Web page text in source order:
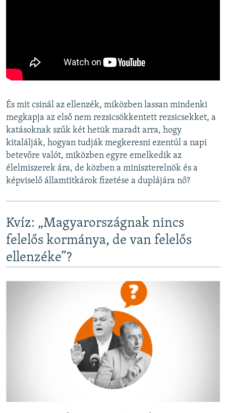
És mit csinál az ellenzék, miközben lassan mindenki
megkapja az első nem rezsicsökkentett rezsicsekket, a
katásoknak szűk két hetük maradt arra, hogy
kitalálják, hogyan tudják megkeresni ezentúl a napi
betevőre valót, miközben egyre emelkedik az
élelmiszerek ára, de közben a miniszterelnök és a
képviselő államtitkárok fizetése a duplájára nő?
Kvíz: „Magyarországnak nincs
felelős kormánya, de van felelős
ellenzéke”?